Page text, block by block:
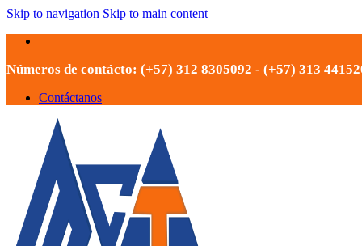
Skip to navigation Skip to main content
Números de contácto: (+57) 312 8305092 - (+57) 313
Contáctanos